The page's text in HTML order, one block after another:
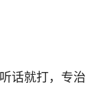
话就打，专治